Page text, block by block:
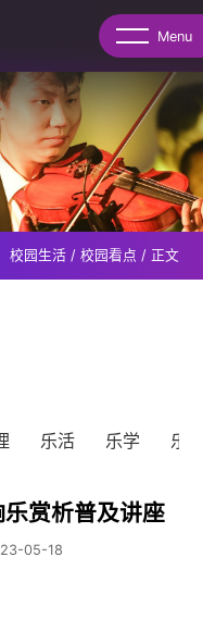
Menu
校园生活/ 校园看点 / 正文
乐活 乐学 乐
赏析普及讲座
05-18